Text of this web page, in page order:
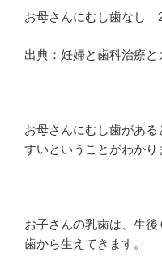
お母さんにむし歯なし
出典：妊婦と歯科治療
お母さんにむし歯があ
すいということがわかり
お子さんの乳歯は、生
歯から生えてきます。